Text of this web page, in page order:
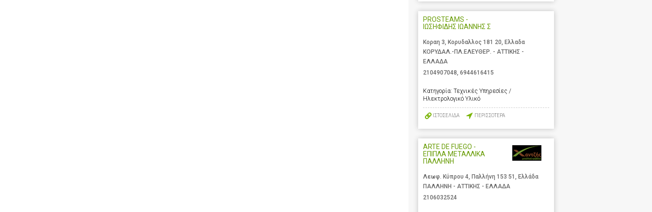
PROSTEAMS -
ΙΩΣΗΦΙΔΗΣ ΙΩΑΝΝΗΣ Σ
Κοραη 3, Κορυδαλλος 181 20, Ελλαδα
ΚΟΡΥΔΑΛ.-ΠΛ.ΕΛΕΥΘΕΡ. - ΑΤΤΙΚΗΣ -
ΕΛΛΑΔΑ
2104907048 6944616415
Κατηγορία: Τεχνικές Υπηρεσίες /
Ηλεκτρολογικό Υλικό
ΙΣΤΟΣΕΛΙΔΑ ΠΕΡΙΣΣΟΤΕΡΑ
ARTE DE FUEGO -
ΕΠΙΠΛΑ ΜΕΤΑΛΛΙΚΑ
ΠΑΛΛΗΝΗ
Λεωφ. Κύπρου 4, Παλλήνη 153 51, Ελλάδα
ΠΑΛΛΗΝΗ - ΑΤΤΙΚΗΣ - ΕΛΛΑΔΑ
2106032524